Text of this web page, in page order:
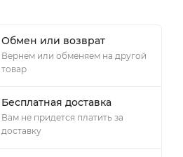
Обмен или возврат
Вернем или обменяем на другой
товар
Бесплатная доставка
Вам не придется платить за
доставку